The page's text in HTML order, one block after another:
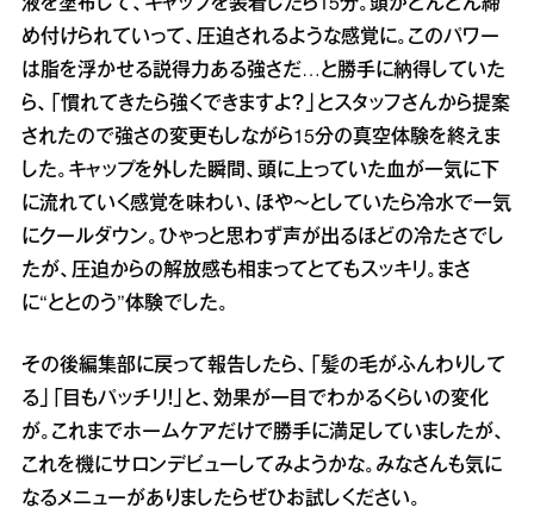
液を塗布して、キャップを装着したら15分。頭がどんどん締
め付けられていって、圧迫されるような感覚に。このパワー
は脂を浮かせる説得力ある強さだ…と勝手に納得していた
ら、「慣れてきたら強くできますよ？」とスタッフさんから提案
されたので強さの変更もしながら15分の真空体験を終えま
した。キャップを外した瞬間、頭に上っていた血が一気に下
に流れていく感覚を味わい、ほや〜としていたら冷水で一気
にクールダウン。ひゃっと思わず声が出るほどの冷たさでし
たが、圧迫からの解放感も相まってとてもスッキリ。まさ
に“ととのう”体験でした。
その後編集部に戻って報告したら、「髪の毛がふんわりして
る」「目もパッチリ！」と、効果が一目でわかるくらいの変化
が。これまでホームケアだけで勝手に満足していましたが、
これを機にサロンデビューしてみようかな。みなさんも気に
なるメニューがありましたらぜひお試しください。